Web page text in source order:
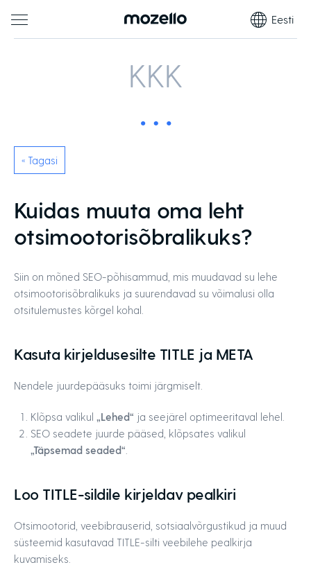
Eesti
KKK
« Tagasi
Kuidas muuta oma leht
otsimootorisõbralikuks?
Siin on mõned SEO-põhisammud, mis muudavad su lehe
otsimootorisõbralikuks ja suurendavad su võimalusi olla
otsitulemustes kõrgel kohal.
Kasuta kirjeldusesilte TITLE ja META
Nendele juurdepääsuks toimi järgmiselt.
Klõpsa valikul „Lehed“ ja seejärel optimeeritaval lehel.
SEO seadete juurde pääsed, klõpsates valikul
„Täpsemad seaded“
Loo TITLE-sildile kirjeldav pealkiri
Otsimootorid, veebibrauserid, sotsiaalvõrgustikud ja muud
süsteemid kasutavad TITLE-silti veebilehe pealkirja
kuvamiseks.